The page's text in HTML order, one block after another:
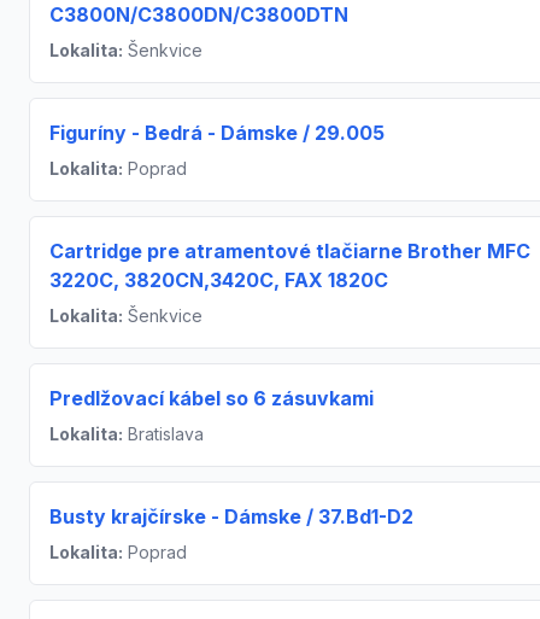
C3800N/C3800DN/C3800DTN
Lokalita: Šenkvice
Figuríny - Bedrá - Dámske / 29.005
Lokalita: Poprad
Cartridge pre atramentové tlačiarne Brother MFC
3220C, 3820CN,3420C, FAX 1820C
Lokalita: Šenkvice
Predlžovací kábel so 6 zásuvkami
Lokalita: Bratislava
Busty krajčírske - Dámske / 37.Bd1-D2
Lokalita: Poprad